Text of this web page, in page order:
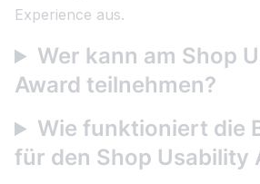
Experience aus.
Wer kann am Shop
Award teilnehmen?
Wie funktioniert die
für den Shop Usability